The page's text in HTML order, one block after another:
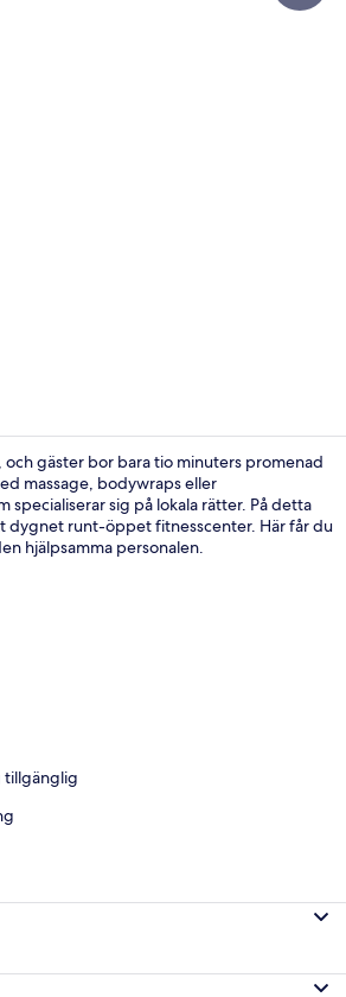
Interiör
gäster bor bara tio minuters promenad
massage, bodywraps eller
specialiserar sig på lokala rätter. På detta
dygnet runt-öppet fitnesscenter. Här får du
hjälpsamma personalen.
tillgänglig